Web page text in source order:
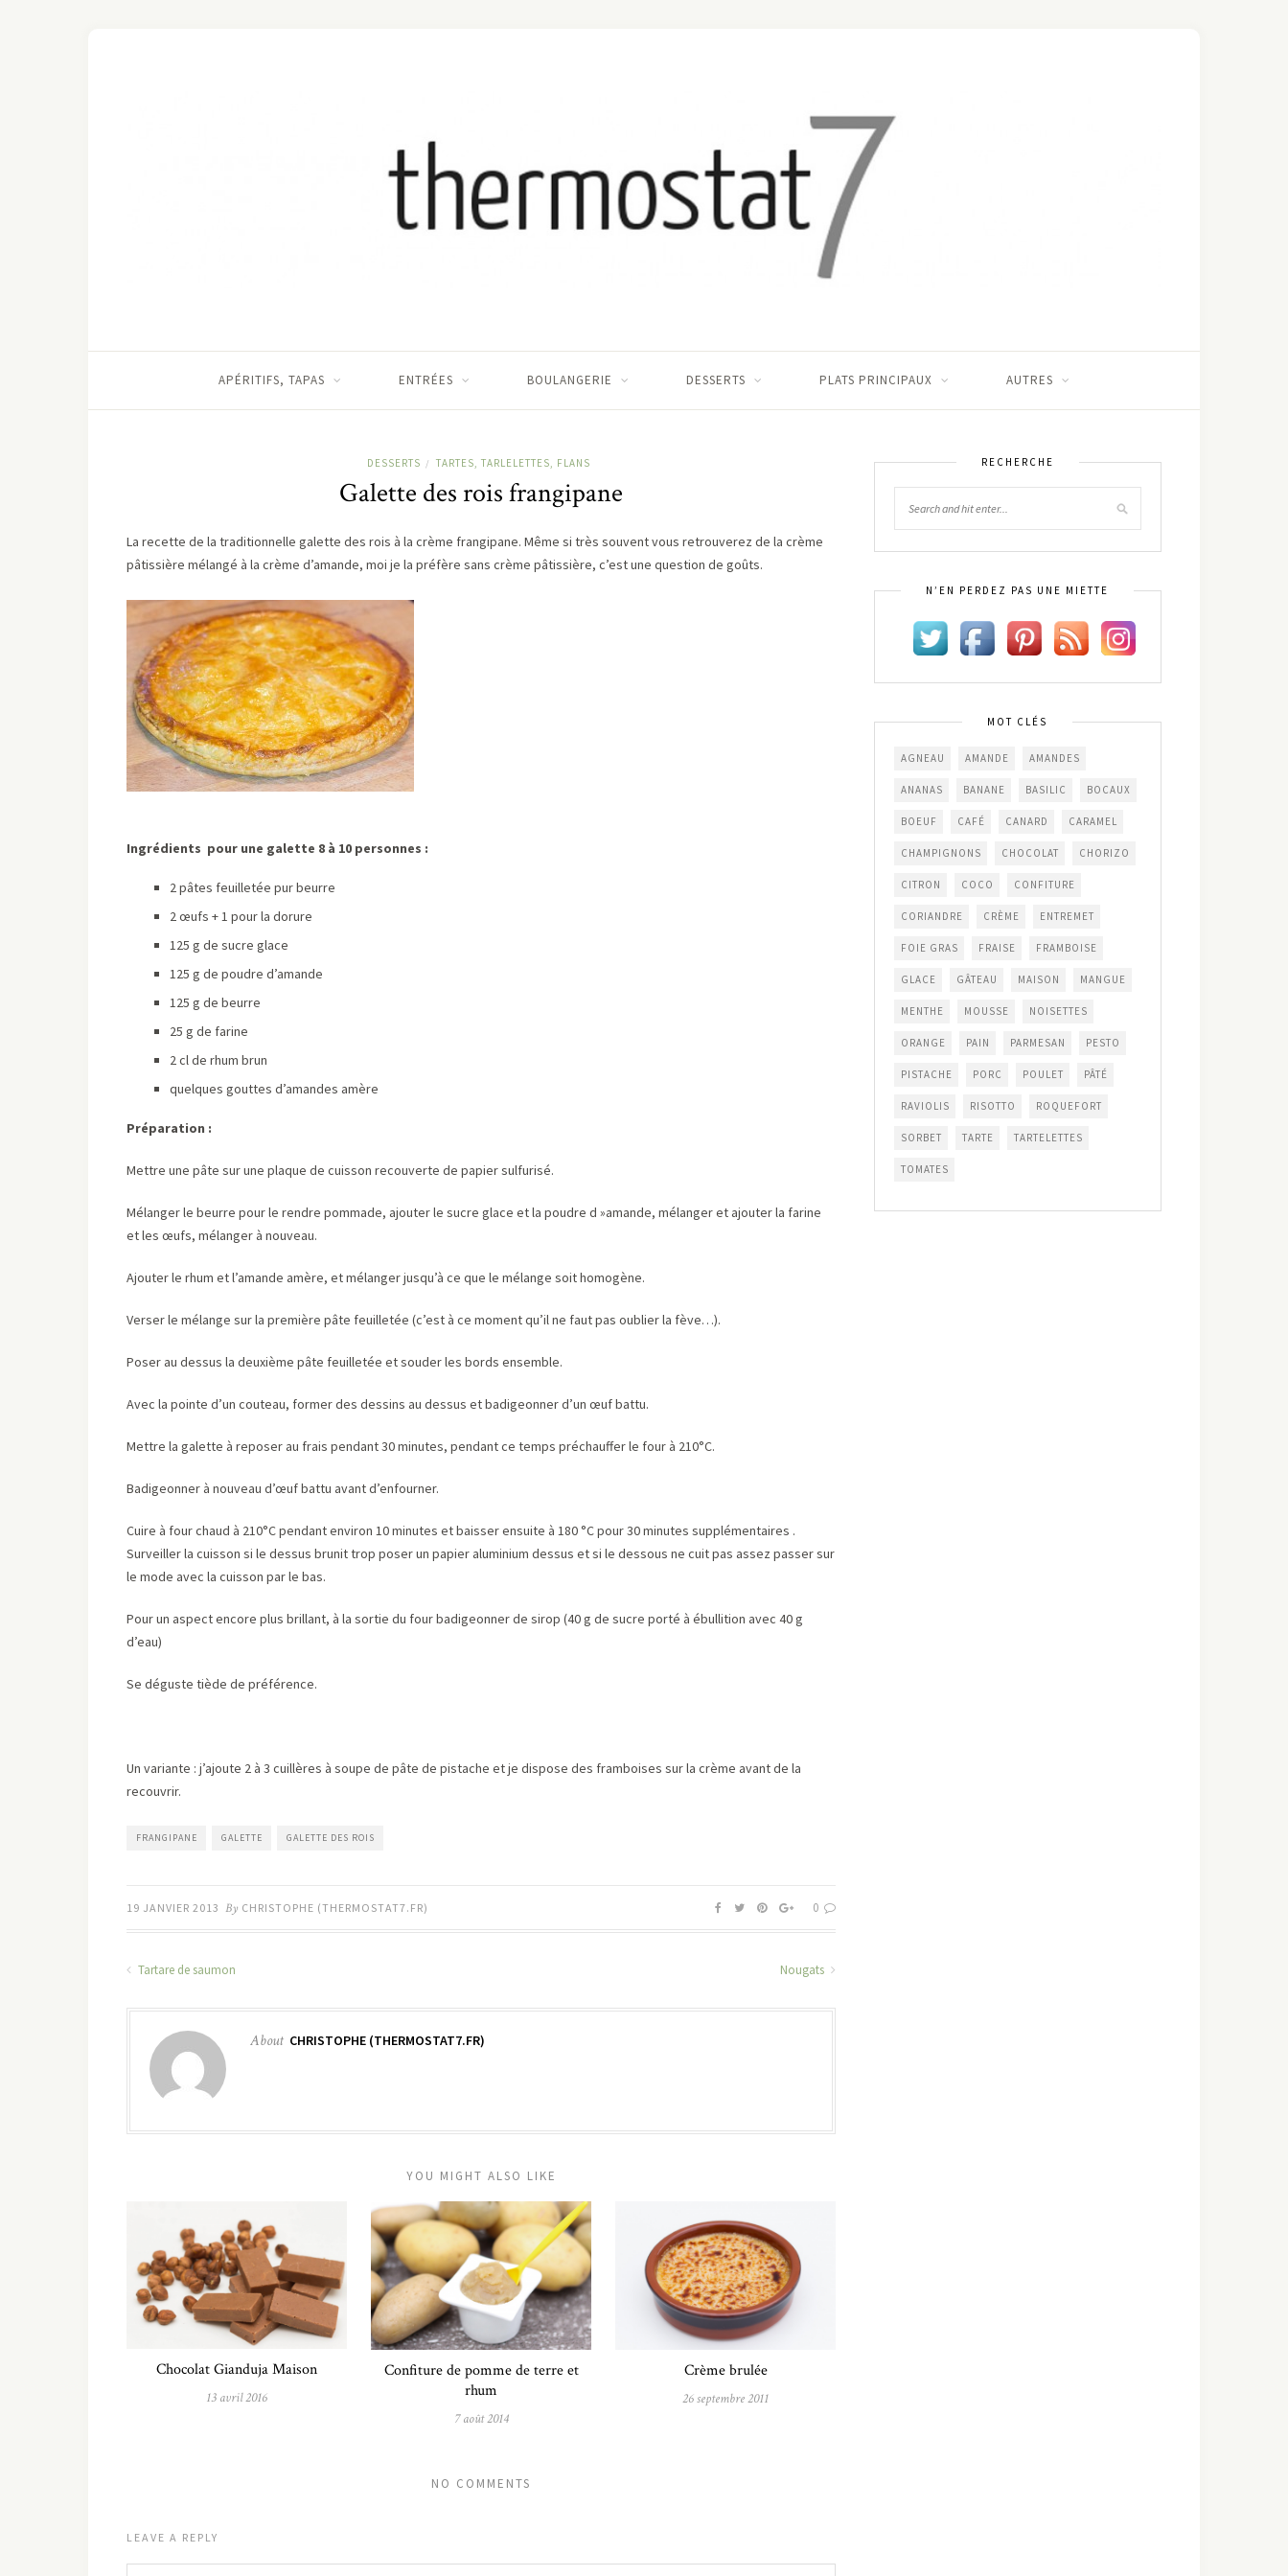
APÉRITIFS, TAPAS ENTRÉES BOULANGERIE DESSERTS PLATS PRINCIPAUX AUTRES
DESSERTS / TARTES, TARLELETTES, FLANS
Galette des rois frangipane
La recette de la traditionnelle galette des rois à la crème frangipane. Même si très souvent vous retrouverez de la crème
pâtissière mélangé à la crème d’amande, moi je la préfère sans crème pâtissière, c’est une question de goûts.
Ingrédients pour une galette 8 à 10 personnes :
2 pâtes feuilletée pur beurre
2œufs + 1 pour la dorure
125 g de sucre glace
125 g de poudre d’amande
125 g de beurre
25 g de farine
2 cl de rhum brun
quelques gouttes d’amandes amère
Préparation :
Mettre une pâte sur une plaque de cuisson recouverte de papier sulfurisé.
Mélanger le beurre pour le rendre pommade, ajouter le sucre glace et la poudre d »amande, mélanger et ajouter la farine
et les œufs, mélanger à nouveau.
Ajouter le rhum et l’amande amère, et mélanger jusqu’à ce que le mélange soit homogène.
Verser le mélange sur la première pâte feuilletée (c’est à ce moment qu’il ne faut pas oublier la fève…).
Poser au dessus la deuxième pâte feuilletée et souder les bords ensemble.
Avec la pointe d’un couteau, former des dessins au dessus et badigeonner d’un œuf battu.
Mettre la galette à reposer au frais pendant 30 minutes, pendant ce temps préchauffer le four à 210°C.
Badigeonner à nouveau d’œuf battu avant d’enfourner.
Cuire à four chaud à 210°C pendant environ 10 minutes et baisser ensuite à 180 °C pour 30 minutes supplémentaires .
Surveiller la cuisson si le dessus brunit trop poser un papier aluminium dessus et si le dessous ne cuit pas assez passer sur
le mode avec la cuisson par le bas.
Pour un aspect encore plus brillant, à la sortie du four badigeonner de sirop (40 g de sucre porté à ébullition avec 40 g
d’eau)
Se déguste tiède de préférence.
Un variante : j’ajoute 2 à 3 cuillères à soupe de pâte de pistache et je dispose des framboises sur la crème avant de la
recouvrir.
FRANGIPANE GALETTE GALETTE DES ROIS
19 JANVIER 2013 By CHRISTOPHE (THERMOSTAT7.FR) 0
Tartare de saumon Nougats
About CHRISTOPHE (THERMOSTAT7.FR)
YOU MIGHT ALSO LIKE
Chocolat Gianduja Maison
13 avril 2016
Confiture de pomme de terre et
rhum
7 août 2014
Crème brulée
26 septembre 2011
NO COMMENTS
LEAVE A REPLY
RECHERCHE
N’EN PERDEZ PAS UNE MIETTE
MOT CLÉS
AGNEAU AMANDE AMANDES
ANANAS BANANE BASILIC BOCAUX
BOEUF CAFÉ CANARD CARAMEL
CHAMPIGNONS CHOCOLAT CHORIZO
CITRON COCO CONFITURE
CORIANDRE CRÈME ENTREMET
FOIE GRAS FRAISE FRAMBOISE
GLACE GÂTEAU MAISON MANGUE
MENTHE MOUSSE NOISETTES
ORANGE PAIN PARMESAN PESTO
PISTACHE PORC POULET PÂTÉ
RAVIOLIS RISOTTO ROQUEFORT
SORBET TARTE TARTELETTES
TOMATES